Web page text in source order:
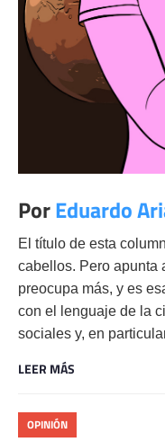
PorEduardo
El título de esta
cabellos. Pero apunta
preocupa más, y es
con el lenguaje de la
sociales y, en
LEER MÁS
OPINIÓN